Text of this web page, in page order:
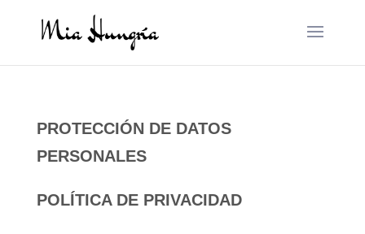
PROTECCIÓN DE DATOS
PERSONALES
POLÍTICA DE PRIVACIDAD